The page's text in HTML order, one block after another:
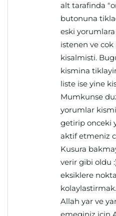
alt tarafinda
butonuna
eski
istenen ve
kisalmisti.
kismina
liste ise yine
Mumkunse
yorumlar
getirip onceki
aktif etmeniz
Kusura
verir gibi oldu
eksiklere
kolaylastirmak.
Allah yar ve